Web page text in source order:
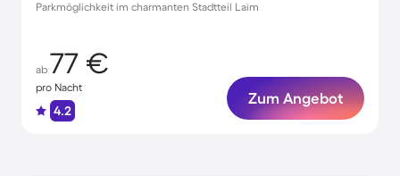
Parkmöglichkeit im charmanten Stadtteil Laim
ab 77 €
pro Nacht
4.2
Zum Angebot